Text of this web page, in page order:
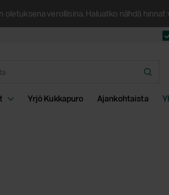
oletuksena verollisina. Haluatko nähdä
Hae
Yrjö Kukkapuro Ajankohtaista